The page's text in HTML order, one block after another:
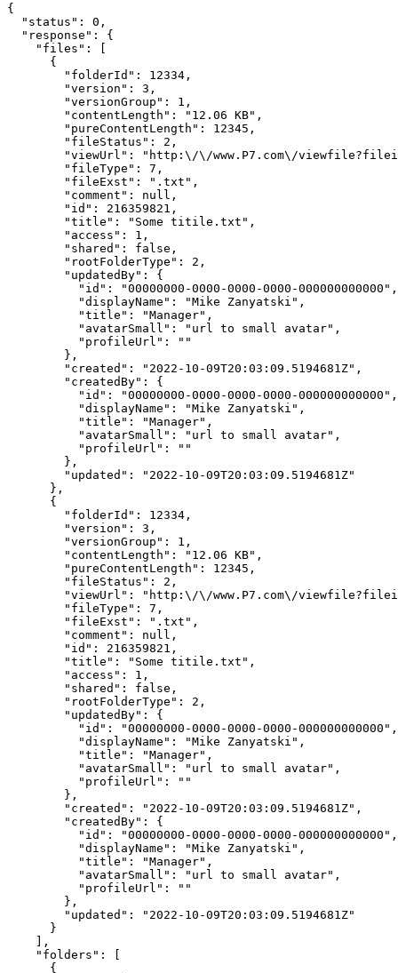
{
"status": 0,
"response": {
"files": [
{
"folderId": 12334,
"version": 3,
"versionGroup": 1,
"contentLength": "12.06 KB",
"pureContentLength": 12345,
"fileStatus": 2,
"viewUrl": "http:\/\/www.Р7.com\/
"fileType": 7,
"fileExst": ".txt",
"comment": null,
"id": 216359821,
"title": "Some titile.txt",
"access": 1,
"shared": false,
"rootFolderType": 2,
"updatedBy": {
"id": "00000000-0000-0000-0000-000000000000",
"displayName": "Mike Zanyatski",
"title": "Manager",
"avatarSmall": "url to small avatar",
"profileUrl": ""
},
"created": "2022-10-09T20:03:09.5194681Z",
"createdBy": {
"id": "00000000-0000-0000-0000-000000000000",
"displayName": "Mike Zanyatski",
"title": "Manager",
"avatarSmall": "url to small avatar",
"profileUrl": ""
},
"updated": "2022-10-09T20:03:09.5194681Z"
},
{
"folderId": 12334,
"version": 3,
"versionGroup": 1,
"contentLength": "12.06 KB",
"pureContentLength": 12345,
"fileStatus": 2,
"viewUrl": "http:\/\/www.Р7.com\/
"fileType": 7,
"fileExst": ".txt",
"comment": null,
"id": 216359821,
"title": "Some titile.txt",
"access": 1,
"shared": false,
"rootFolderType": 2,
"updatedBy": {
"id": "00000000-0000-0000-0000-000000000000",
"displayName": "Mike Zanyatski",
"title": "Manager",
"avatarSmall": "url to small avatar",
"profileUrl": ""
},
"created": "2022-10-09T20:03:09.5194681Z",
"createdBy": {
"id": "00000000-0000-0000-0000-000000000000",
"displayName": "Mike Zanyatski",
"title": "Manager",
"avatarSmall": "url to small avatar",
"profileUrl": ""
},
"updated": "2022-10-09T20:03:09.5194681Z"
}
],
"folders": [
{